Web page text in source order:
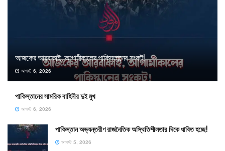
আজকের আরবাকাই, আগামীকালের পাকিস্তানের সংকট!
আগস্ট 6, 2026
পাকিস্তানের সামরিক বাহিনীর দুই মুখ
আগস্ট 6, 2026
পাকিস্তান অভ্যন্তরীণ রাজনৈতিক অস্থিতিশীলতার দিকে ধাবিত হচ্ছে!
আগস্ট 5, 2026